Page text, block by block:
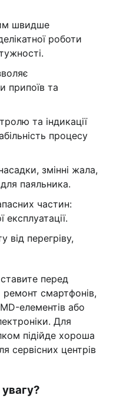
швидше
роботи
припоїв та
та індикації
процесу
змінні жала,
паяльника.
частин:
від перегріву,
перед
смартфонів,
елементів або
Для
підійде хороша
сервісних центрів